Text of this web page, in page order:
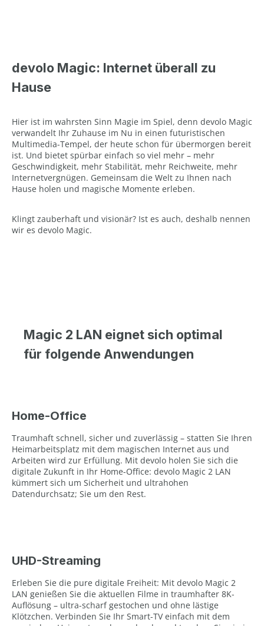
devolo Magic: Internet überall zu
Hause
Hier ist im wahrsten Sinn Magie im Spiel, denn devolo Magic
verwandelt Ihr Zuhause im Nu in einen futuristischen
Multimedia-Tempel, der heute schon für übermorgen bereit
ist. Und bietet spürbar einfach so viel mehr – mehr
Geschwindigkeit, mehr Stabilität, mehr Reichweite, mehr
Internetvergnügen. Gemeinsam die Welt zu Ihnen nach
Hause holen und magische Momente erleben.
Klingt zauberhaft und visionär? Ist es auch, deshalb nennen
wir es devolo Magic.
Magic 2 LAN eignet sich optimal
für folgende Anwendungen
Home-Office
Traumhaft schnell, sicher und zuverlässig – statten Sie Ihren
Heimarbeitsplatz mit dem magischen Internet aus und
Arbeiten wird zur Erfüllung. Mit devolo holen Sie sich die
digitale Zukunft in Ihr Home-Office: devolo Magic 2 LAN
kümmert sich um Sicherheit und ultrahohen
Datendurchsatz; Sie um den Rest.
UHD-Streaming
Erleben Sie die pure digitale Freiheit: Mit devolo Magic 2
LAN genießen Sie die aktuellen Filme in traumhafter 8K-
Auflösung – ultra-scharf gestochen und ohne lästige
Klötzchen. Verbinden Sie Ihr Smart-TV einfach mit dem